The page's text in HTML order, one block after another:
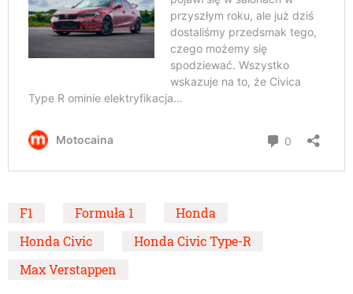
F1 Formuła 1
Honda
Honda Civic
Honda Civic Type-R
Max Verstappen